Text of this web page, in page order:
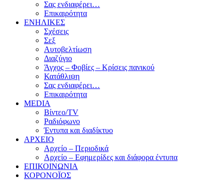
Σας ενδιαφέρει…
Επικαιρότητα
ΕΝΗΛΙΚΕΣ
Σχέσεις
Σεξ
Αυτοβελτίωση
Διαζύγιο
Άγχος – Φοβίες – Κρίσεις πανικού
Κατάθλιψη
Σας ενδιαφέρει…
Επικαιρότητα
MEDIA
Βίντεο/TV
Ραδιόφωνο
Έντυπα και διαδίκτυο
ΑΡΧΕΙΟ
Αρχείο – Περιοδικά
Αρχείο – Εφημερίδες και διάφορα έντυπα
ΕΠΙΚΟΙΝΩΝΙΑ
ΚΟΡΟΝΟΪΟΣ